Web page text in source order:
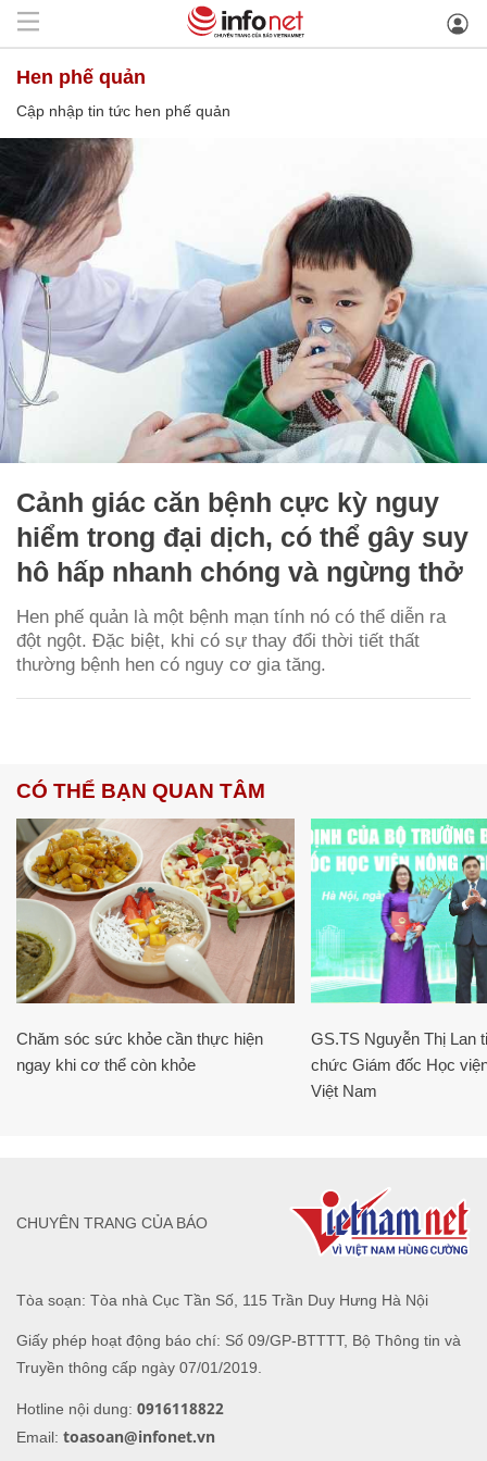
hen phế quản
Cập nhập tin tức hen phế quản
Cảnh giác căn bệnh cực kỳ nguy
hiểm trong đại dịch, có thể gây suy
hô hấp nhanh chóng và ngừng thở
Hen phế quản là một bệnh mạn tính nó có thể diễn ra
đột ngột. Đặc biệt, khi có sự thay đổi thời tiết thất
thường bệnh hen có nguy cơ gia tăng.
CÓ THỂ BẠN QUAN TÂM
Chăm sóc sức khỏe cần thực hiện
ngay khi cơ thể còn khỏe
GS.TS Nguyễn Thị Lan
chức Giám đốc Học
Việt Nam
Tòa soạn: Tòa nhà Cục Tần Số, 115 Trần Duy Hưng Hà Nội
Giấy phép hoạt động báo chí: Số 09/GP-BTTTT, Bộ Thông tin và
Truyền thông cấp ngày 07/01/2019.
Hotline nội dung: 0916118822
Email: toasoan@infonet.vn
CHUYÊN TRANG CỦA BÁO